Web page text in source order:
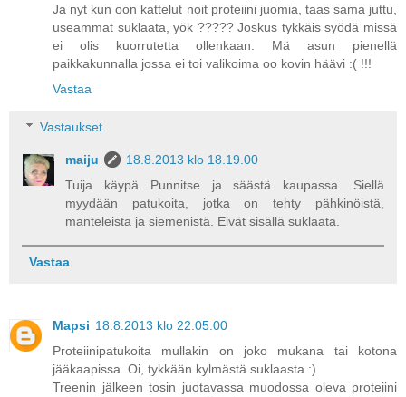
Ja nyt kun oon kattelut noit proteiini juomia, taas sama juttu,
useammat suklaata, yök ????? Joskus tykkäis syödä missä
ei olis kuorrutetta ollenkaan. Mä asun pienellä
paikkakunnalla jossa ei toi valikoima oo kovin häävi :( !!!
Vastaa
Vastaukset
maiju
18.8.2013 klo 18.19.00
Tuija käypä Punnitse ja säästä kaupassa. Siellä
myydään patukoita, jotka on tehty pähkinöistä,
manteleista ja siemenistä. Eivät sisällä suklaata.
Vastaa
Mapsi 18.8.2013 klo 22.05.00
Proteiinipatukoita mullakin on joko mukana tai kotona
jääkaapissa. Oi, tykkään kylmästä suklaasta :)
Treenin jälkeen tosin juotavassa muodossa oleva proteiini